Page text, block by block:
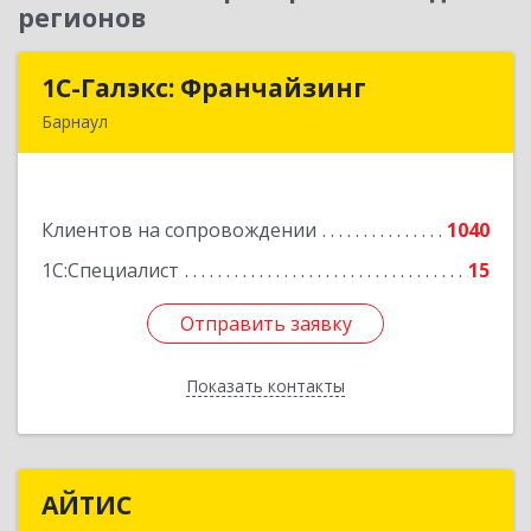
регионов
1С-Галэкс: Франчайзинг
Барнаул
Клиентов на сопровождении
1040
1С:Специалист
15
Отправить заявку
Показать контакты
1С-Галэкс: Франчайзинг
Подробнее
Отправить заявку
Назад
АЙТИС